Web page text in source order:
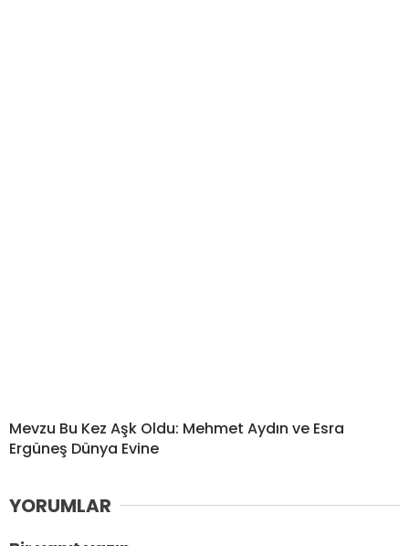
Mevzu Bu Kez Aşk Oldu: Mehmet Aydın ve Esra
Ergüneş Dünya Evine
YORUMLAR